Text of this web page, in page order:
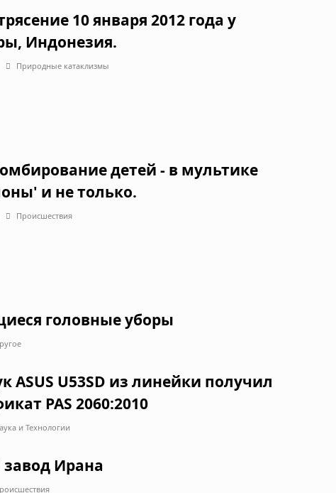
10 января 2012 года у
Индонезия.
Природные катаклизмы
детей - в мультике
и не только.
Происшествия
головные уборы
ASUS U53SD из линейки получил
PAS 2060:2010
и Технологии
Ирана